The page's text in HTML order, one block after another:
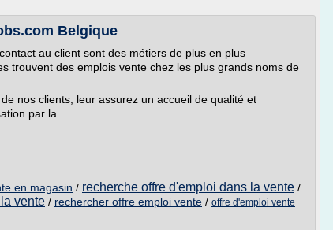
Belgique
au client sont des métiers de plus en plus
trouvent des emplois vente chez les plus grands noms de
nos clients, leur assurez un accueil de qualité et
par la...
en magasin / recherche offre d'emploi dans la vente /
vente / rechercher offre emploi vente / offre d'emploi vente